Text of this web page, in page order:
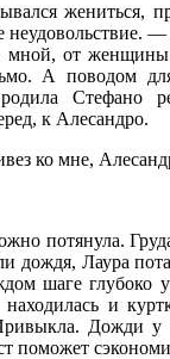
жениться,
мной, от
А поводом
Стефано
к Алесандро.
ко мне,
потянула.
дождя, Лаура
шаге глубоко
и
Дожди у
поможет